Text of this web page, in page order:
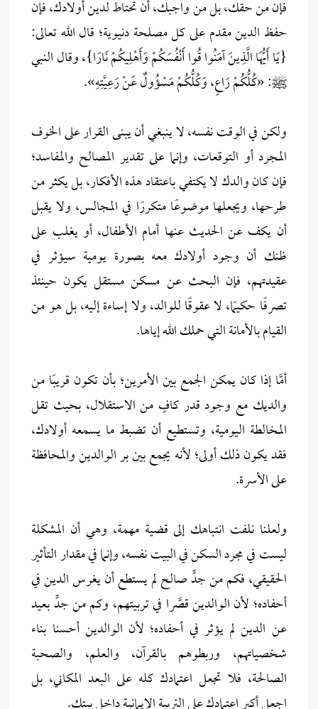
فإن من حقك، بل من واجبك، أن تحتاط لدين أولادك، فإن
حفظ الدين مقدم على كل مصلحة دنيوية؛ قال الله تعالى:
{يَا أَيُّهَا الَّذِينَ آمَنُوا قُوا أَنْفُسَكُمْ وَأَهْلِيكُمْ نَارًا}، وقال النبي
ﷺ: «كُلُّكُمْ رَاعٍ، وَكُلُّكُمْ مَسْؤُولٌ عَنْ رَعِيَّتِهِ».
ولكن في الوقت نفسه، لا ينبغي أن يبنى القرار على الخوف
المجرد أو التوقعات، وإنما على تقدير المصالح والمفاسد؛
فإن كان والدك لا يكتفي باعتقاد هذه الأفكار، بل يكثر من
طرحها، ويجعلها موضوعًا متكررًا في المجالس، ولا يقبل
أن يكف عن الحديث عنها أمام الأطفال، أو يغلب على
ظنك أن وجود أولادك معه بصورة يومية سيؤثر في
عقيدتهم، فإن البحث عن مسكن مستقل يكون حينئذ
تصرفًا حكيمًا، لا عقوقًا للوالد، ولا إساءة إليه، بل هو من
القيام بالأمانة التي حملك الله إياها.
أمَّا إذا كان يمكن الجمع بين الأمرين؛ بأن تكون قريبًا من
والديك مع وجود قدر كافٍ من الاستقلال، بحيث تقل
المخالطة اليومية، وتستطيع أن تضبط ما يسمعه أولادك،
فقد يكون ذلك أولى؛ لأنه يجمع بين بر الوالدين والمحافظة
على الأسرة.
ولعلنا نلفت انتباهك إلى قضية مهمة، وهي أن المشكلة
ليست في مجرد السكن في البيت نفسه، وإنما في مقدار التأثير
الحقيقي، فكم من جدٍّ صالح لم يستطع أن يغرس الدين في
أحفاده؛ لأن الوالدين قصَّرا في تربيتهم، وكم من جدٍّ بعيد
عن الدين لم يؤثر في أحفاده؛ لأن الوالدين أحسنا بناء
شخصياتهم، وربطوهم بالقرآن، والعلم، والصحبة
الصالحة، فلا تجعل اعتمادك كله على البعد المكاني، بل